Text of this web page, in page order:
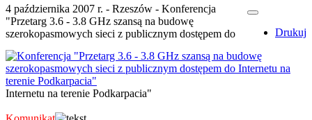
Drukuj
4 października 2007 r. - Rzeszów - Konferencja
"Przetarg 3.6 - 3.8 GHz szansą na budowę
szerokopasmowych sieci z publicznym dostępem do
Internetu na terenie Podkarpacia"